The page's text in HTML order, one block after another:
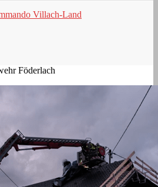
Villach-Land
Föderlach